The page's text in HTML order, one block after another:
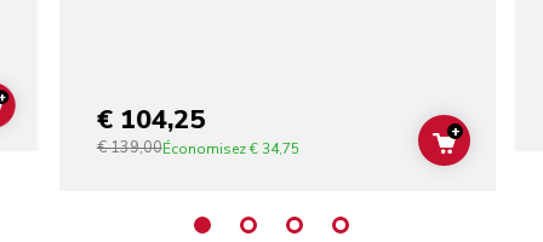
ADD TO CART€ 104,25
€ 139,00Économisez€ 34,75 ADD TO
+